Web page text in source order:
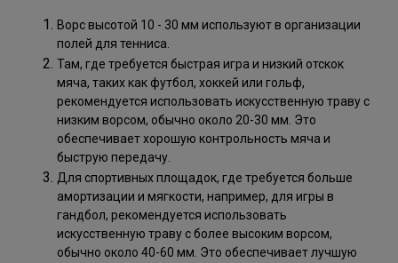
Ворс высотой 10 - 30 мм используют в организации
полей для тенниса.
Там, где требуется быстрая игра и низкий отскок
мяча, таких как футбол, хоккей или гольф,
рекомендуется использовать искусственную траву с
низким ворсом, обычно около 20-30 мм. Это
обеспечивает хорошую контрольность мяча и
быструю передачу.
Для спортивных площадок, где требуется больше
амортизации и мягкости, например, для игры в
гандбол, рекомендуется использовать
искусственную траву с более высоким ворсом,
обычно около 40-60 мм. Это обеспечивает лучшую